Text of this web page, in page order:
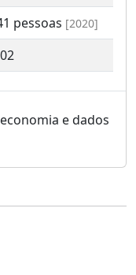
pessoas [2020]
e dados